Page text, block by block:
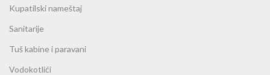
Kupatilski nameštaj
Sanitarije
Tuš kabine i paravani
Vodokotlići